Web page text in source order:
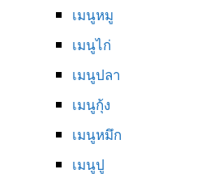
เมนูหมู
เมนูไก่
เมนูปลา
เมนูกุ้ง
เมนูหมึก
เมนูปู